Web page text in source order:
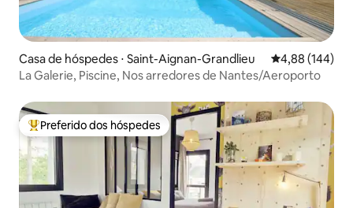
Casa de hóspedes ⋅ Saint-Aignan-Grandlieu 4,88 de uma
4,88 (144)
La Galerie, Piscine, Nos arredores de Nantes/Aeroporto
Entre os melhores preferidos dos hóspedes
Preferido dos hóspedes